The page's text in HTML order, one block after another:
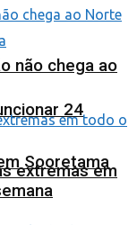
24
Sooretama
não chega ao
extremas em